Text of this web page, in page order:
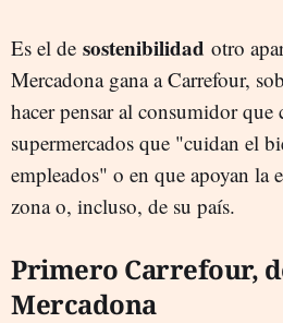
Es el de sostenibilidad otro
Mercadona gana a Carrefour,
hacer pensar al consumidor que
supermercados que "cuidan el
empleados" o en que apoyan la
zona o, incluso, de su país.
Primero Carrefour,
Mercadona